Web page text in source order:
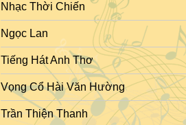
Nhạc Thời Chiến
Ngọc Lan
Tiếng Hát Anh Thơ
Vọng Cổ Hài Văn Hường
Trần Thiện Thanh